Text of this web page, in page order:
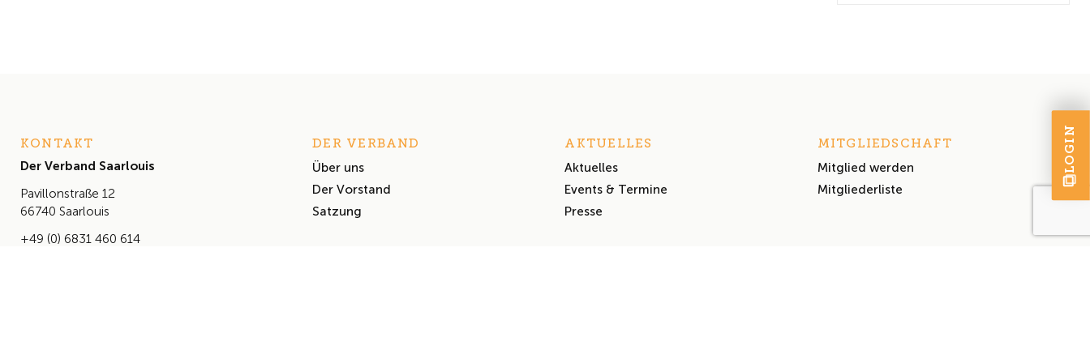
KONTAKT
Der Verband Saarlouis
Pavillonstraße 12
66740 Saarlouis
+49 (0) 6831 460 614
DER VERBAND
Über uns
Der Vorstand
Satzung
AKTUELLES
Aktuelles
Events & Termine
Presse
MITGLIEDSCHAFT
Mitglied werden
Mitgliederliste
LOGIN